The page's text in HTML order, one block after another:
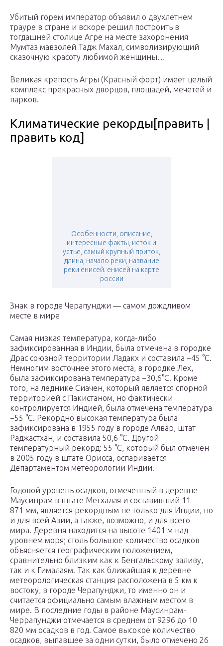
Убитый горем император объявил о двухлетнем
трауре в стране и вскоре решил построить в
тогдашней столице Агре на месте захоронения
Мумтаз мавзолей Тадж Махал, символизирующий
сказочную красоту любимой женщины…
Великая крепость Агры (Красный форт) имеет целый
комплекс прекрасных дворцов, площадей, мечетей и
парков.
Климатические рекорды[править |
править код]
Особенности, описание,
интересные факты, исток и
устье, самый крупный приток,
длина, начало реки, название
реки енисей. енисей на карте
россии
Знак в городе Черапунджи — самом дождливом
месте в мире
Самая низкая температура, когда-либо
зафиксированная в Индии, была отмечена в городке
Драс союзной территории Ладакх и составила −45 °C.
Немногим восточнее этого места, в городке Лех,
была зафиксирована температура −30,6°С. Кроме
того, на леднике Сиачен, который является спорной
территорией с Пакистаном, но фактически
контролируется Индией, была отмечена температура
−55 °C. Рекордно высокая температура была
зафиксирована в 1955 году в городе Алвар, штат
Раджастхан, и составила 50,6 °C. Другой
температурный рекорд: 55 °C, который был отмечен
в 2005 году в штате Орисса, оспаривается
Департаментом метеорологии Индии.
Годовой уровень осадков, отмеченный в деревне
Маусинрам в штате Мегхалая и составивший 11
871 мм, является рекордным не только для Индии, но
и для всей Азии, а также, возможно, и для всего
мира. Деревня находится на высоте 1401 м над
уровнем моря; столь большое количество осадков
объясняется географическим положением,
сравнительно близким как к Бенгальскому заливу,
так и к Гималаям. Так как ближайшая к деревне
метеорологическая станция расположена в 5 км к
востоку, в городе Черапунджи, то именно он и
считается официально самым влажным местом в
мире. В последние годы в районе Маусинрам-
Черрапунджи отмечается в среднем от 9296 до 10
820 мм осадков в год. Самое высокое количество
осадков, выпавшее за одни сутки, было отмечено 26